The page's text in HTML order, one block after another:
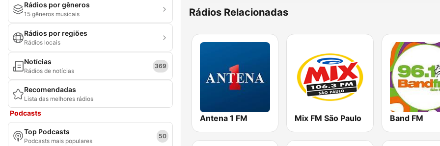
Rádios por gêneros
15 gêneros musicais
Rádios por regiões
Rádios locais
Notícias
Rádios de notícias
369
Recomendadas
Lista das melhores rádios
Podcasts
Top Podcasts
Podcasts mais populares
50
Rádios Relacionadas
Antena 1 FM Mix FM São Paulo Band FM